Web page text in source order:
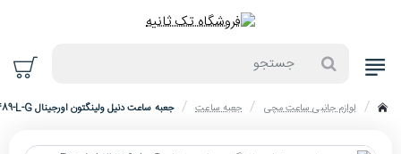
home
لوازم جانبی ساعت مچی جعبه ساعت جعبه ساعت دنیل ولینگتون اورجینال Daniel-3489-L-G